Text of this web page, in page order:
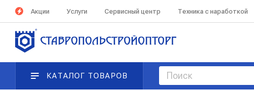
Акции Услуги Сервисный центр Техника с наработкой
КАТАЛОГ ТОВАРОВ